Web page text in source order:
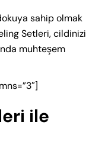
sahip olmak
Setleri, cildinizi
muhteşem
ile